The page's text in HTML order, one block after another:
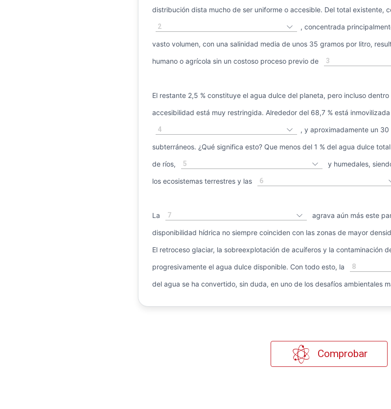
distribución dista mucho de ser uniforme o accesible. Del total existente,
2 , concentrada
vasto volumen, con una salinidad media de unos 35 gramos por litro,
humano o agrícola sin un costoso proceso previo de 3
El restante 2,5 % constituye el agua dulce del planeta, pero incluso
accesibilidad está muy restringida. Alrededor del 68,7 % está
4 , y aproximadamente un
subterráneos. ¿Qué significa esto? Que menos del 1 % del agua dulce
de ríos, 5 y humedales,
los ecosistemas terrestres y las 6
La 7 agrava aún más este
disponibilidad hídrica no siempre coinciden con las zonas de mayor
El retroceso glaciar, la sobreexplotación de acuíferos y la contaminación
progresivamente el agua dulce disponible. Con todo esto, la 8
del agua se ha convertido, sin duda, en uno de los desafíos ambientales
Comprobar